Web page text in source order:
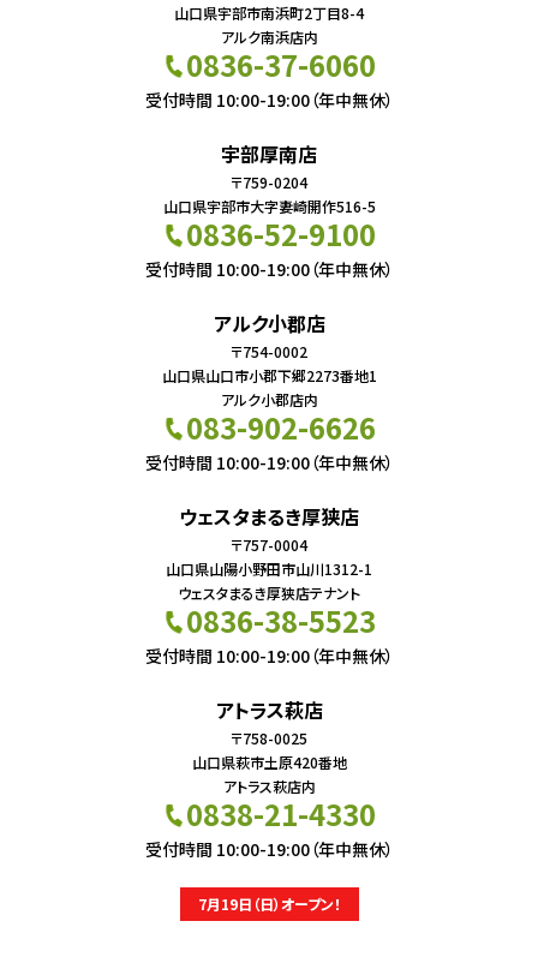
山口県宇部市南浜町2丁目8-4
アルク南浜店内
0836-37-6060
受付時間 10:00-19:00（年中無休）
宇部厚南店
〒759-0204
山口県宇部市大字妻崎開作516-5
0836-52-9100
受付時間 10:00-19:00（年中無休）
アルク小郡店
〒754-0002
山口県山口市小郡下郷2273番地1
アルク小郡店内
083-902-6626
受付時間 10:00-19:00（年中無休）
ウェスタまるき厚狭店
〒757-0004
山口県山陽小野田市山川1312-1
ウェスタまるき厚狭店テナント
0836-38-5523
受付時間 10:00-19:00（年中無休）
アトラス萩店
〒758-0025
山口県萩市土原420番地
アトラス萩店内
0838-21-4330
受付時間 10:00-19:00（年中無休）
7月19日（日）オープン！